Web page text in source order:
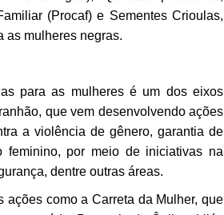
(Procaf) e Sementes Crioulas,
as mulheres negras.
para as mulheres é um dos eixos
que vem desenvolvendo ações
a violência de gênero, garantia de
feminino, por meio de iniciativas na
dentre outras áreas.
ações como a Carreta da Mulher, que